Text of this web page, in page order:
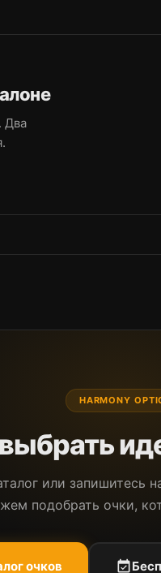
Два
HARMONY
или запишитесь
подобрать очки,
очков event_available